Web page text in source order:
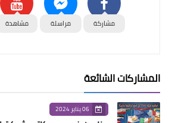
مشاركة مراسلة مشاهدة
المشاركات الشائعة
06 يناير 2024